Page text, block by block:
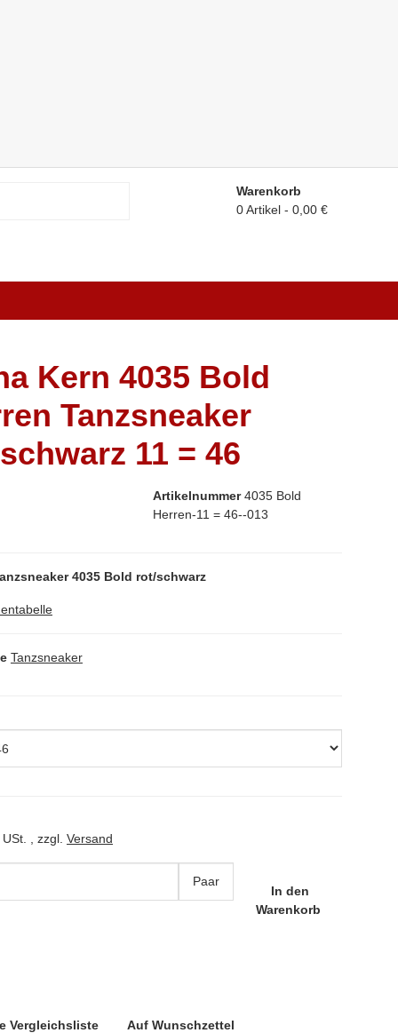
Warenkorb
0 Artikel
0,00 €
Kern 4035 Bold
Tanzsneaker
11 = 46
Artikelnummer 4035 Bold
Herren-11 = 46--013
Tanzsneaker
4035 Bold rot/schwarz
, zzgl. Versand
Vergleichsliste Auf Wunschzettel
Paar
In den
Warenkorb